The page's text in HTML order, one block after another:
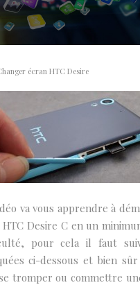
écran HTC Desire
va vous apprendre à
Desire C en un
pour cela il faut
ci-dessous et bien
tromper ou commettre